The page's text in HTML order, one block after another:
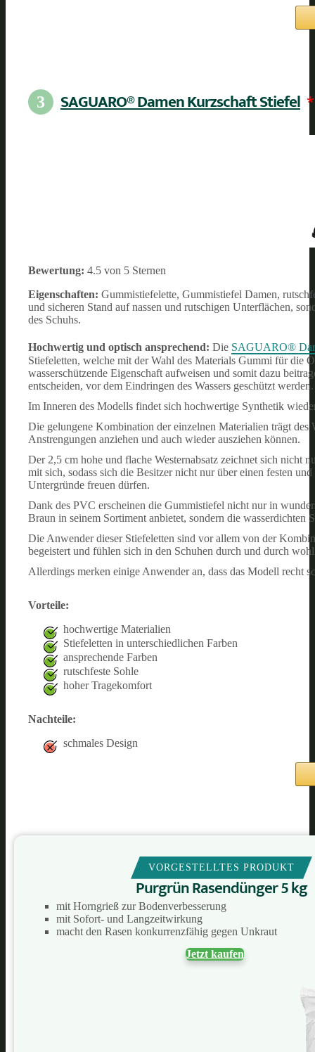
3 SAGUARO® Damen Kurzschaft Stiefel *
Bewertung: 4.5 von 5 Sternen
Eigenschaften: Gummistiefelette, Gummistiefel Damen,
und sicheren Stand auf nassen und rutschigen Unterflächen,
des Schuhs.
Hochwertig und optisch ansprechend: Die SAGUARO®
Stiefeletten, welche mit der Wahl des Materials Gummi für die
wasserschützende Eigenschaft aufweisen und somit dazu
entscheiden, vor dem Eindringen des Wassers geschützt werden.
Im Inneren des Modells findet sich hochwertige Synthetik
Die gelungene Kombination der einzelnen Materialien trägt des
Anstrengungen anziehen und auch wieder ausziehen können.
Der 2,5 cm hohe und flache Westernabsatz zeichnet sich nicht
mit sich, sodass sich die Besitzer nicht nur über einen festen
Untergründe freuen dürfen.
Dank des PVC erscheinen die Gummistiefel nicht nur in
Braun in seinem Sortiment anbietet, sondern die wasserdichten
Die Anwender dieser Stiefeletten sind vor allem von der
begeistert und fühlen sich in den Schuhen durch und durch
Allerdings merken einige Anwender an, dass das Modell recht
Vorteile:
hochwertige Materialien
Stiefeletten in unterschiedlichen Farben
ansprechende Farben
rutschfeste Sohle
hoher Tragekomfort
Nachteile:
schmales Design
VORGESTELLTES PRODUKT
Purgrün Rasendünger 5 kg
mit Horngrieß zur Bodenverbesserung
mit Sofort- und Langzeitwirkung
macht den Rasen konkurrenzfähig gegen Unkraut
Jetzt kaufen